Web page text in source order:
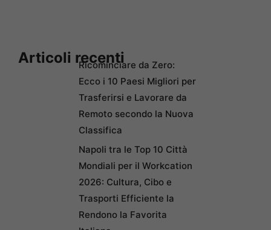
Articoli recentiRicominciare da Zero:
Ecco i 10 Paesi Migliori per
Trasferirsi e Lavorare da
Remoto secondo la Nuova
Classifica
Napoli tra le Top 10 Città
Mondiali per il Workcation
2026: Cultura, Cibo e
Trasporti Efficiente la
Rendono la Favorita